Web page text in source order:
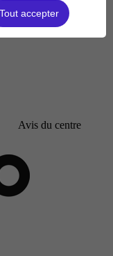
Avis du centre
Tout accepter